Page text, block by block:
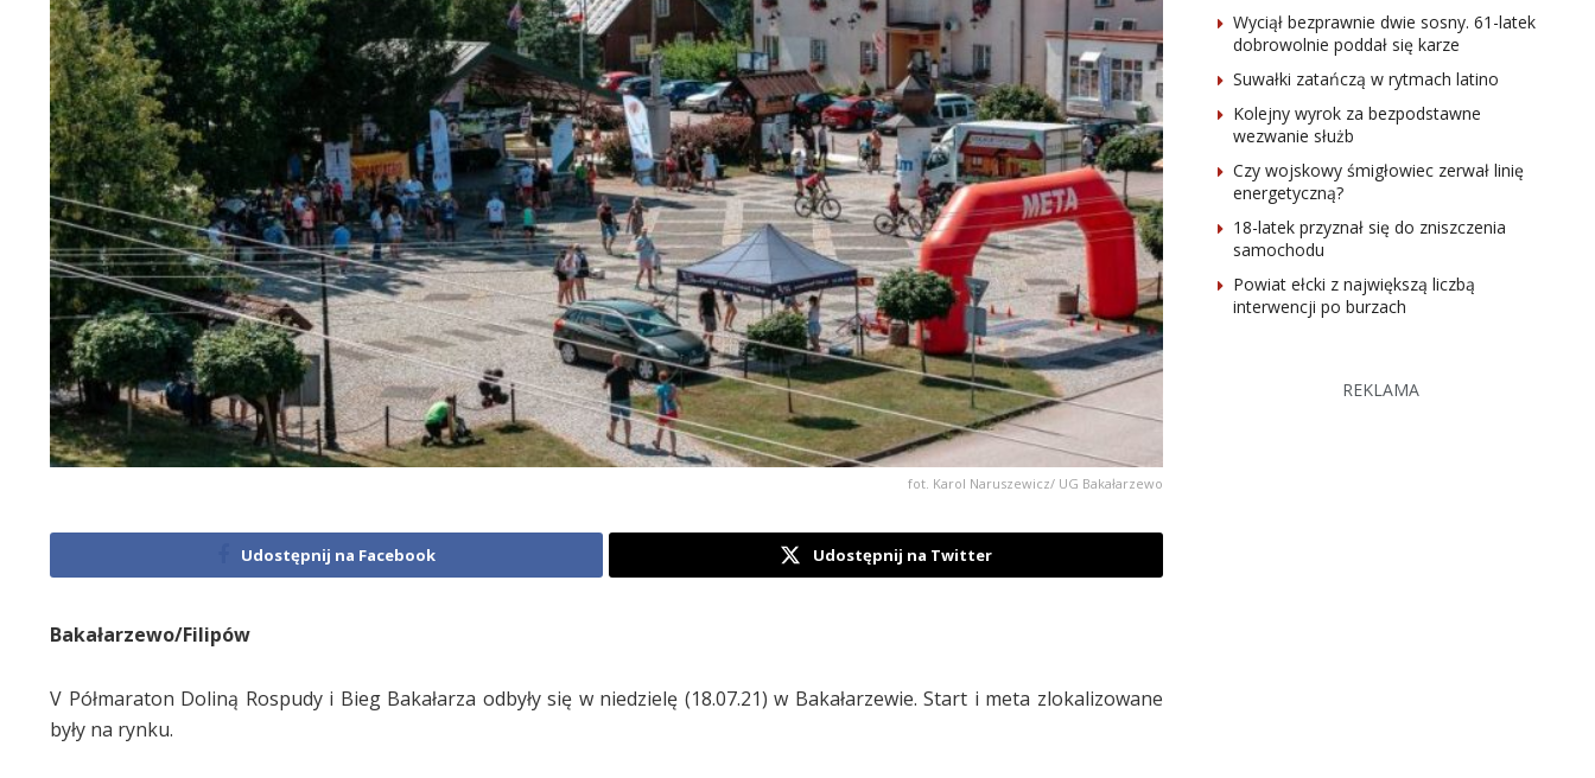
fot. Karol Naruszewicz/ UG Bakałarzewo
Udostępnij na Facebook Udostępnij na Twitter
Bakałarzewo/Filipów
V Półmaraton Doliną Rospudy i Bieg Bakałarza odbyły się w niedzielę (18.07.21) w Bakałarzewie. Start i meta zlokalizowane
były na rynku.
Wyciął bezprawnie dwie sosny. 61-latek
dobrowolnie poddał się karze
Suwałki zatańczą w rytmach latino
Kolejny wyrok za bezpodstawne
wezwanie służb
Czy wojskowy śmigłowiec zerwał linię
energetyczną?
18-latek przyznał się do zniszczenia
samochodu
Powiat ełcki z największą liczbą
interwencji po burzach
REKLAMA